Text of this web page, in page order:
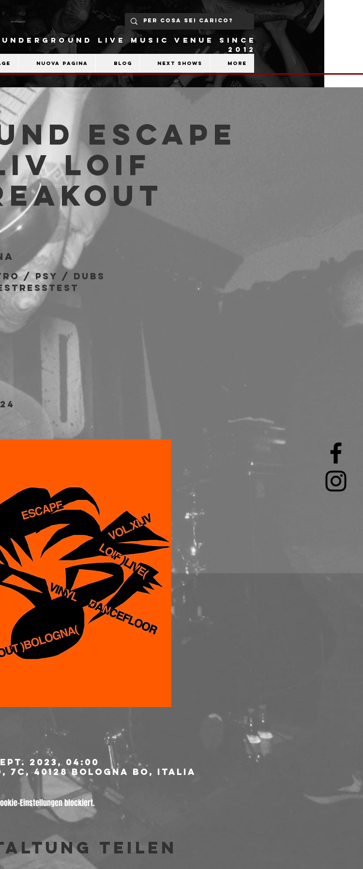
LIVE MUSIC VENUE SINCE
2012
Nuova pagina Blog Next shows More
Escape
LOIF
/ PSY / DUBS
2023, 04:00
7c, 40128 Bologna BO, Italia
Einstellungen blockiert.
teilen